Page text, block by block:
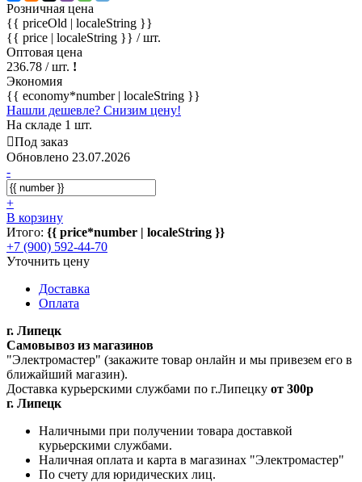
Розничная цена
{{ priceOld | localeString }}
{{ price | localeString }} / шт.
Оптовая цена
236.78 / шт. !
Экономия
{{ economy*number | localeString }}
Нашли дешевле? Снизим цену!
На складе 1 шт.
Под заказ
Обновлено 23.07.2026
-
+
В корзину
Итого: {{ price*number | localeString }}
+7 (900) 592-44-70
Уточнить цену
Доставка
Оплата
г. Липецк
Самовывоз из магазинов
"Электромастер" (закажите товар онлайн и мы привезем его в
ближайший магазин).
Доставка курьерскими службами по г.Липецку от 300р
г. Липецк
Наличными при получении товара доставкой
курьерскими службами.
Наличная оплата и карта в магазинах "Электромастер"
По счету для юридических лиц.